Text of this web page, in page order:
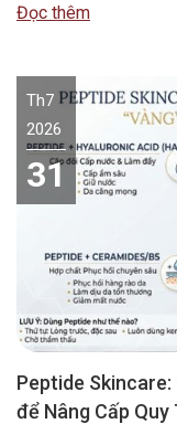
Đọc thêm
Th7
2026
31
Peptide Skincare:
để Nâng Cấp